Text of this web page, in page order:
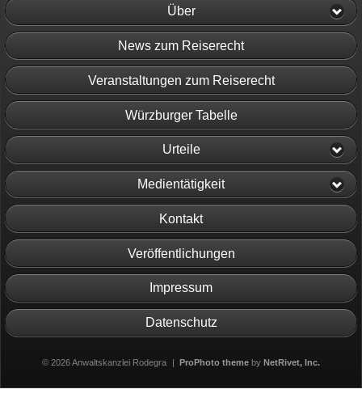
Über
News zum Reiserecht
Veranstaltungen zum Reiserecht
Würzburger Tabelle
Urteile
Medientätigkeit
Kontakt
Veröffentlichungen
Impressum
Datenschutz
© 2026 Anwaltskanzlei Rodegra | ProPhoto theme byNetRivet, Inc.